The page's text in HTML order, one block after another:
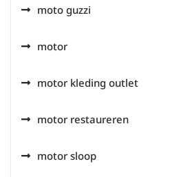
moto guzzi
motor
motor kleding outlet
motor restaureren
motor sloop